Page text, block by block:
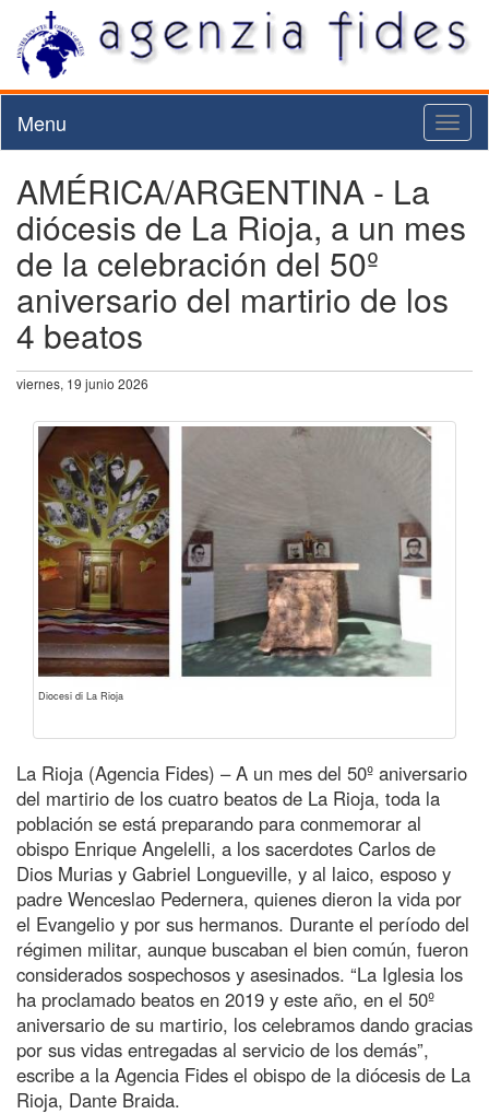
Menu
AMÉRICA/ARGENTINA - La
diócesis de La Rioja, a un mes
de la celebración del 50º
aniversario del martirio de los
4 beatos
viernes, 19 junio 2026
Diocesi di La Rioja
La Rioja (Agencia Fides) – A un mes del 50º aniversario
del martirio de los cuatro beatos de La Rioja, toda la
población se está preparando para conmemorar al
obispo Enrique Angelelli, a los sacerdotes Carlos de
Dios Murias y Gabriel Longueville, y al laico, esposo y
padre Wenceslao Pedernera, quienes dieron la vida por
el Evangelio y por sus hermanos. Durante el período del
régimen militar, aunque buscaban el bien común, fueron
considerados sospechosos y asesinados. “La Iglesia los
ha proclamado beatos en 2019 y este año, en el 50º
aniversario de su martirio, los celebramos dando gracias
por sus vidas entregadas al servicio de los demás”,
escribe a la Agencia Fides el obispo de la diócesis de La
Rioja, Dante Braida.